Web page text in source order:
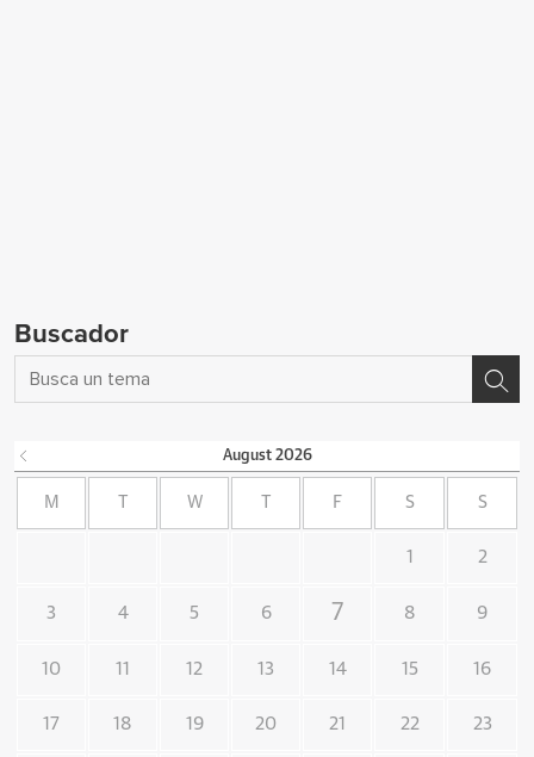
Buscador
August 2026
M W F S S
1 2
3 4 5 6 7 8 9
10 11 12 13 14 15 16
17 18 19 20 21 22 23